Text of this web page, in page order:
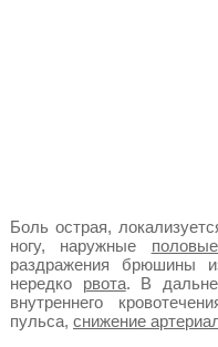
Боль острая,
ногу, наружные
раздражения брюшины
нередко рвота. В
внутреннего
пульса, снижение